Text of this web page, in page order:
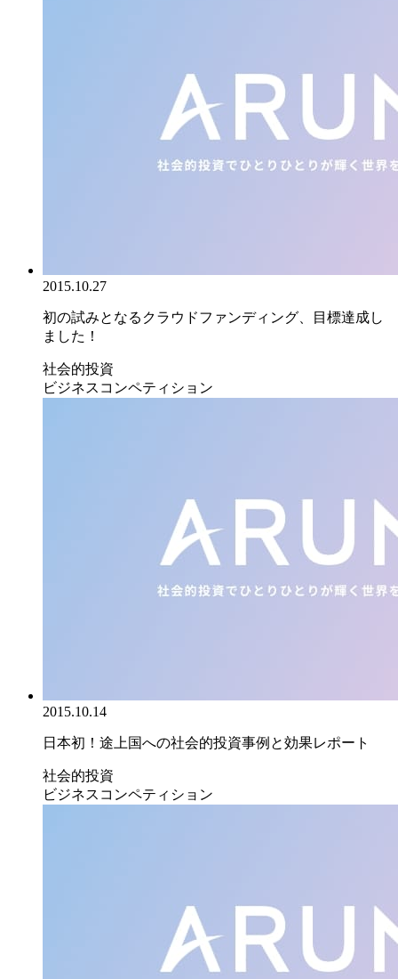
2015.10.27
初の試みとなるクラウドファンディング、目標達成し
ました！
社会的投資
ビジネスコンペティション
2015.10.14
日本初！途上国への社会的投資事例と効果レポート
社会的投資
ビジネスコンペティション